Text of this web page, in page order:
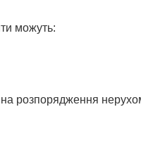
можуть:
розпорядження